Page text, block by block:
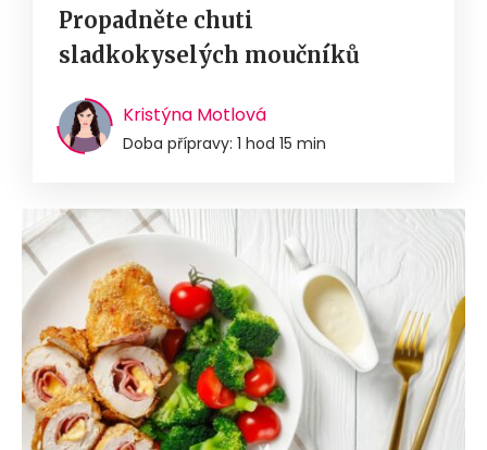
Propadněte chuti
sladkokyselých moučníků
Kristýna Motlová
Doba přípravy: 1 hod 15 min